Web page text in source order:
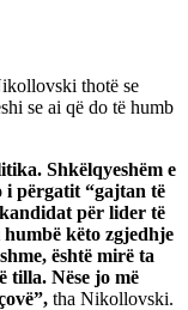
thotë se
se ai që do të humb
Shkëlqyeshëm e
i përgatit “gajtan të
për lider të
këto zgjedhje
është mirë ta
tilla. Nëse jo më
tha Nikollovski.